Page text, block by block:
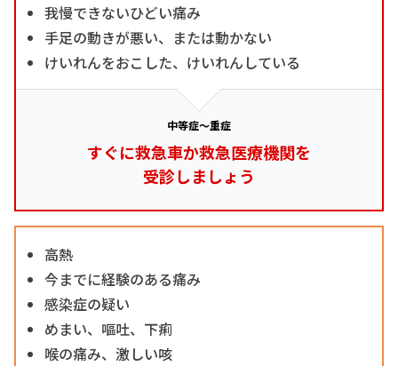
我慢できないひどい痛み
手足の動きが悪い、または動かない
けいれんをおこした、けいれんしている
中等症～重症
すぐに救急車か救急医療機関を
受診しましょう
高熱
今までに経験のある痛み
感染症の疑い
めまい、嘔吐、下痢
喉の痛み、激しい咳